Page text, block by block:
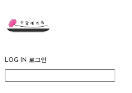
LOG IN 로그인